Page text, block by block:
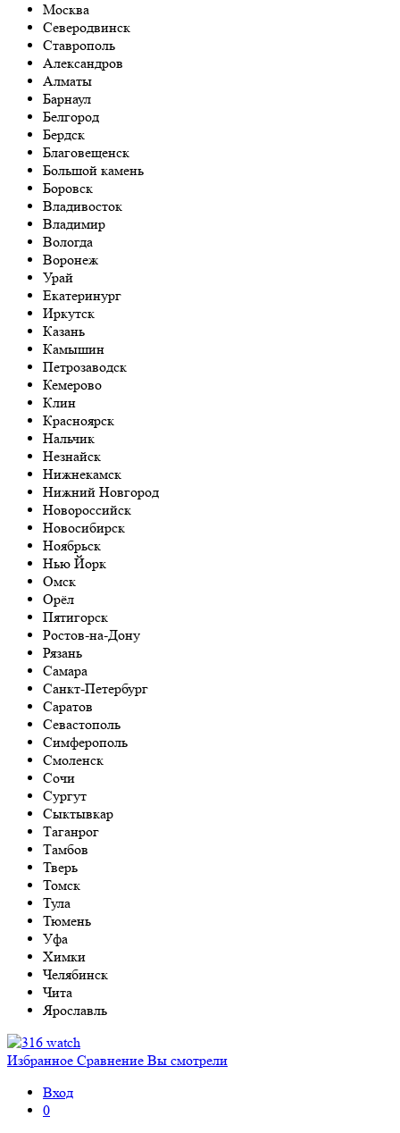
Москва
Cеверодвинск
Cтаврополь
Александров
Алматы
Барнаул
Белгород
Бердск
Благовещенск
Большой камень
Боровск
Владивосток
Владимир
Вологда
Воронеж
Урай
Екатеринург
Иркутск
Казань
Камышин
Петрозаводск
Кемерово
Клин
Красноярск
Нальчик
Незнайск
Нижнекамск
Нижний Новгород
Новороссийск
Новосибирск
Ноябрьск
Нью Йорк
Омск
Орёл
Пятигорск
Ростов-на-Дону
Рязань
Самара
Санкт-Петербург
Саратов
Севастополь
Симферополь
Смоленск
Сочи
Сургут
Сыктывкар
Таганрог
Тамбов
Тверь
Томск
Тула
Тюмень
Уфа
Химки
Челябинск
Чита
Ярославль
Избранное Сравнение Вы смотрели
Вход
0